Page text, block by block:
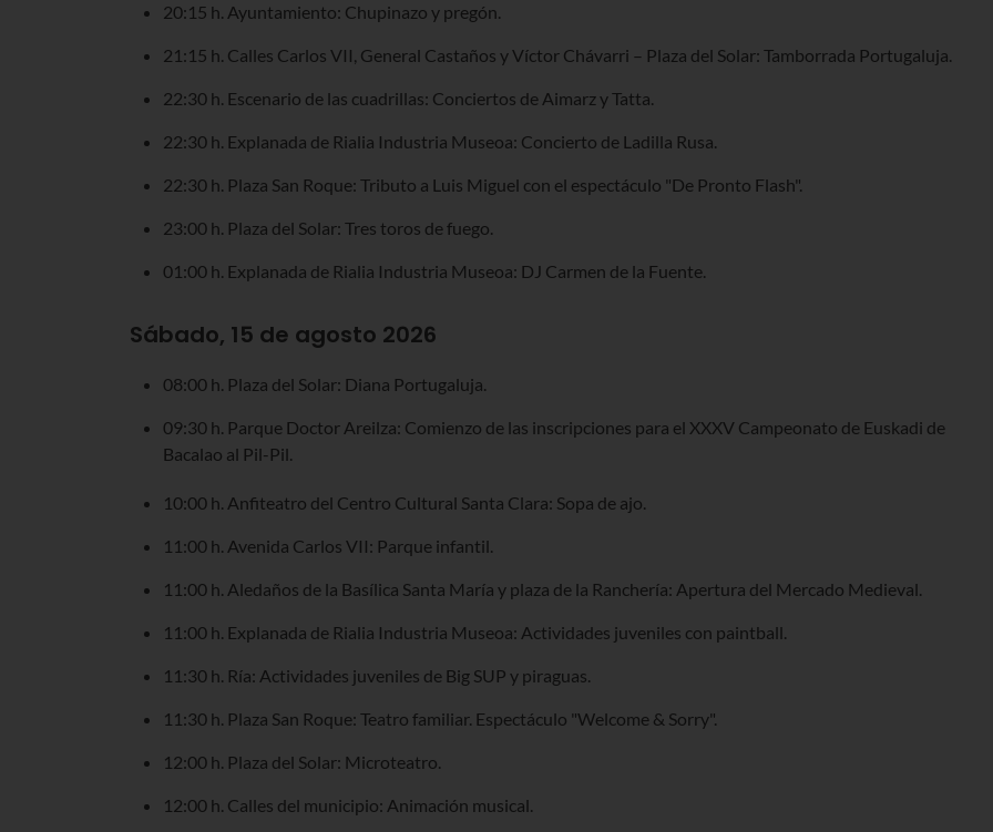
20:15 h. Ayuntamiento: Chupinazo y pregón.
21:15 h. Calles Carlos VII, General Castaños y Víctor Chávarri – Plaza del Solar: Tamborrada Portugaluja.
22:30 h. Escenario de las cuadrillas: Conciertos de Aimarz y Tatta.
22:30 h. Explanada de Rialia Industria Museoa: Concierto de Ladilla Rusa.
22:30 h. Plaza San Roque: Tributo a Luis Miguel con el espectáculo "De Pronto Flash".
23:00 h. Plaza del Solar: Tres toros de fuego.
01:00 h. Explanada de Rialia Industria Museoa: DJ Carmen de la Fuente.
Sábado, 15 de agosto 2026
08:00 h. Plaza del Solar: Diana Portugaluja.
09:30 h. Parque Doctor Areilza: Comienzo de las inscripciones para el XXXV Campeonato de Euskadi de
Bacalao al Pil-Pil.
10:00 h. Anfiteatro del Centro Cultural Santa Clara: Sopa de ajo.
11:00 h. Avenida Carlos VII: Parque infantil.
11:00 h. Aledaños de la Basílica Santa María y plaza de la Ranchería: Apertura del Mercado Medieval.
11:00 h. Explanada de Rialia Industria Museoa: Actividades juveniles con paintball.
11:30 h. Ría: Actividades juveniles de Big SUP y piraguas.
11:30 h. Plaza San Roque: Teatro familiar. Espectáculo "Welcome & Sorry".
12:00 h. Plaza del Solar: Microteatro.
12:00 h. Calles del municipio: Animación musical.